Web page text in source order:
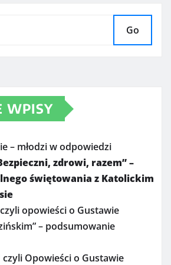
Go
WPISY
– młodzi w odpowiedzi
zdrowi, razem” –
świętowania z Katolickim
opowieści o Gustawie
– podsumowanie
czyli Opowieści o Gustawie